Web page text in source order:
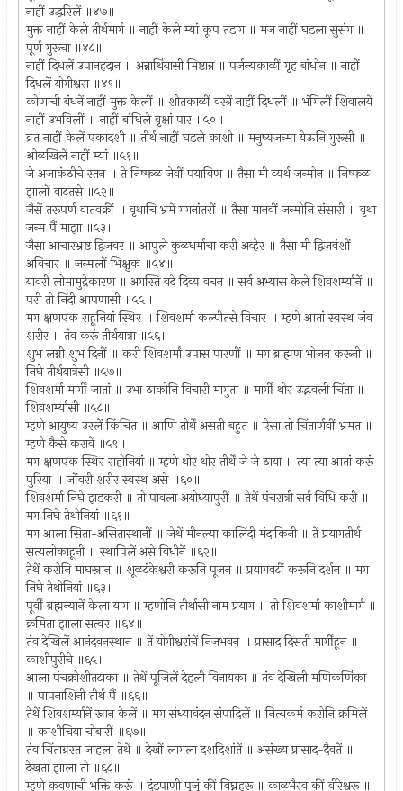
नाहीं उद्धरिलें ॥४७॥
मुक्त नाहीं केले तीर्थमार्ग ॥ नाहीं केले म्यां कूप तडाग ॥ मज नाहीं घडला सुसंग ॥
पूर्ण गुरूचा ॥४८॥
नाहीं दिधलें उपानहदान ॥ अन्नार्थियासी मिष्टान्न ॥ पर्जन्यकाळीं गृह बांधोन ॥ नाहीं
दिधलें योगीश्वरा ॥४९॥
कोणाची बंधनें नाहीं मुक्त केलीं ॥ शीतकाळीं वस्त्रें नाहीं दिधलीं ॥ भंगिलीं शिवालयें
नाहीं उभविलीं ॥ नाहीं बांधिले वृक्षां पार ॥५०॥
व्रत नाहीं केलें एकादशी ॥ तीर्थ नाहीं घडले काशी ॥ मनुष्यजन्मा येऊनि गुरूसी ॥
ओळखिलें नाहीं म्यां ॥५१॥
जे अजाकंठीचे स्तन ॥ ते निष्फळ जेवीं पयाविण ॥ तैसा मी व्यर्थ जन्मोन ॥ निष्फळ
झालों वाटतसे ॥५२॥
जैसें तरूपर्ण वातवक्रीं ॥ वृथाचि भ्रमें गगनांतरीं ॥ तैसा मानवीं जन्मोनि संसारी ॥ वृथा
जन्म पैं माझा ॥५३॥
जैसा आचारभ्रष्ट द्विजवर ॥ आपुले कुळधर्माचा करी अव्हेर ॥ तैसा मी द्विजवंशीं
अविचार ॥ जन्मलों भिक्षुक ॥५४॥
यावरी लोमामुद्रेकारण ॥ अगस्ति वदे दिव्य वचन ॥ सर्व अभ्यास केले शिवशर्म्यानें ॥
परी तो निंदी आपणासी ॥५५॥
मग क्षणएक राहूनियां स्थिर ॥ शिवशर्मा कल्पीतसे विचार ॥ म्हणे आतां स्वस्थ जंव
शरीर ॥ तंव करूं तीर्थयात्रा ॥५६॥
शुभ लग्नी शुभ दिनीं ॥ करी शिवशर्मां उपास पारणीं ॥ मग ब्राह्मण भोजन करूनी ॥
निघे तीर्थयात्रेसी ॥५७॥
शिवशर्मा मार्गीं जातां ॥ उभा ठाकोनि विचारी मागुता ॥ मार्गीं थोर उद्भवली चिंता ॥
शिवशर्म्यासी ॥५८॥
म्हणे आयुष्य उरलें किंचित ॥ आणि तीर्थें असती बहुत ॥ ऐसा तो चिंतार्णवीं भ्रमत ॥
म्हणे कैसे करावें ॥५९॥
मग क्षणएक स्थिर राहोनियां ॥ म्हणे थोर थोर तीर्थें जे जे ठाया ॥ त्या त्या आतां करूं
पुरिया ॥ जोंवरी शरीर स्वस्थ असे ॥६०॥
शिवशर्मा निघे झडकरी ॥ तो पावला अयोध्यापुरीं ॥ तेथें पंचरात्री सर्व विधि करी ॥
मग निघे तेथोनियां ॥६१॥
मग आला सिता-असितास्थानीं ॥ जेथें मीनल्या कालिंदी मंदाकिनी ॥ तें प्रयागतीर्थ
सत्यलोकाहूनी ॥ स्थापिलें असे विधीनें ॥६२॥
तेथें करोनि माघस्नान ॥ शूळटंकेश्वरी करूनि पूजन ॥ प्रयागवटीं करूनि दर्शन ॥ मग
निघे तेथोनियां ॥६३॥
पूर्वीं ब्रह्मन्यानें केला याग ॥ म्हणोनि तीर्थासी नाम प्रयाग ॥ तो शिवशर्मा काशीमार्ग ॥
क्रमिता झाला सत्वर ॥६४॥
तंव देखिलें आनंदवनस्थान ॥ तें योगीश्वरांचें निजभवन ॥ प्रासाद दिसती मार्गींहून ॥
काशीपुरीचे ॥६५॥
आला पंचक्रोशीतटाका ॥ तेथें पूजिलें देहली विनायका ॥ तंव देखिली मणिकर्णिका
॥ पापनाशिनी तीर्थ पैं ॥६६॥
तेथें शिवशर्म्यानें स्नान केलें ॥ मग संध्यावंदन संपादिलें ॥ नित्यकर्म करोनि क्रमिलें
॥ काशीचिया चोबारीं ॥६७॥
तंव चिंताग्रस्त जाहला तेथें ॥ देखों लागला दशदिशांतें ॥ असंख्य प्रासाद-दैवतें ॥
देखता झाला तो ॥६८॥
म्हणे कवणाची भक्ति करूं ॥ दंडपाणी पूजूं कीं विघ्नहरू ॥ काळभैरव कीं वीरेश्वरू ॥